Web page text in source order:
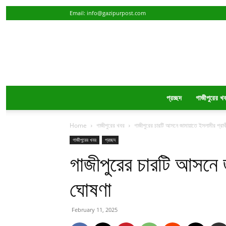
Email: info@gazipurpost.com
প্রচ্ছদ গাজীপুরের
Home গাজীপুরের খবর গাজীপুরের চারটি আসনে জামায়াতে ইসলামীর
গাজীপুরের খবর প্রচ্ছদ
গাজীপুরের চারটি আসনে
ঘোষণা
February 11, 2025